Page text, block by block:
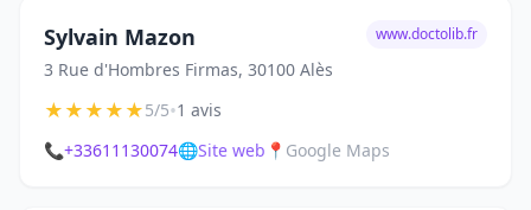
Sylvain Mazon
3 Rue d'Hombres Firmas, 30100 Alès
www.doctolib.fr
★★★★★5/5•1 avis
📞+33611130074🌐Site web 📍 Google Maps